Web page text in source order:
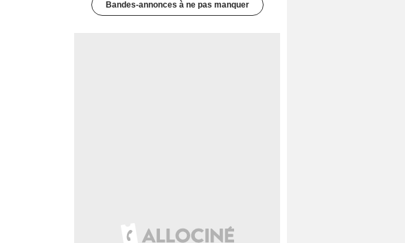
Bandes-annonces à ne pas manquer